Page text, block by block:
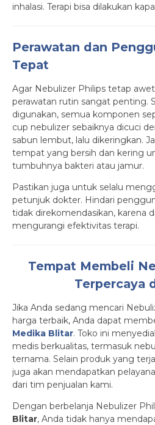
inhalasi. Terapi bisa dilakukan
Perawatan dan
Tepat
Agar Nebulizer Philips tetap
perawatan rutin sangat penting.
digunakan, semua komponen
cup nebulizer sebaiknya dicuci
sabun lembut, lalu dikeringkan.
tempat yang bersih dan kering
tumbuhnya bakteri atau jamur.
Pastikan juga untuk selalu
petunjuk dokter. Hindari
tidak direkomendasikan, karena
mengurangi efektivitas terapi.
Tempat Membeli
Terpercaya
Jika Anda sedang mencari
harga terbaik, Anda dapat
Medika Blitar. Toko ini
medis berkualitas, termasuk
ternama. Selain produk yang
juga akan mendapatkan
dari tim penjualan kami.
Dengan berbelanja Nebulizer
Blitar, Anda tidak hanya